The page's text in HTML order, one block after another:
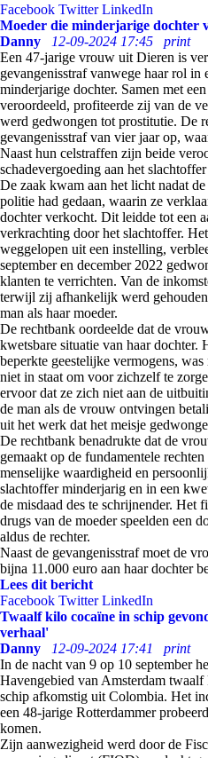
Facebook Twitter LinkedIn
Moeder die minderjarige dochter
Danny
12-09-2024 17:45
print
Een 47-jarige vrouw uit Dieren is
gevangenisstraf vanwege haar rol in
minderjarige dochter. Samen met
veroordeeld, profiteerde zij van de
werd gedwongen tot prostitutie. De
gevangenisstraf van vier jaar op,
Naast hun celstraffen zijn beide
schadevergoeding aan het
De zaak kwam aan het licht nadat
politie had gedaan, waarin ze
dochter verkocht. Dit leidde tot een
verkrachting door het slachtoffer.
weggelopen uit een instelling,
september en december 2022
klanten te verrichten. Van de
terwijl zij afhankelijk werd
man als haar moeder.
De rechtbank oordeelde dat de
kwetsbare situatie van haar dochter.
beperkte geestelijke vermogens,
niet in staat om voor zichzelf te
ervoor dat ze zich niet aan de
de man als de vrouw ontvingen
uit het werk dat het meisje
De rechtbank benadrukte dat de
gemaakt op de fundamentele
menselijke waardigheid en
slachtoffer minderjarig en in een
de misdaad des te schrijnender. Het
drugs van de moeder speelden een
aldus de rechter.
Naast de gevangenisstraf moet de
bijna 11.000 euro aan haar dochter
Lees dit bericht
Facebook Twitter LinkedIn
Twaalf kilo cocaïne in schip
verhaal'
Danny
12-09-2024 17:41
print
In de nacht van 9 op 10 september
Havengebied van Amsterdam
schip afkomstig uit Colombia. Het
een 48-jarige Rotterdammer
komen.
Zijn aanwezigheid werd door de